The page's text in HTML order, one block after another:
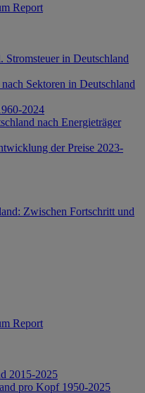
Report
Stromsteuer in Deutschland
Sektoren in Deutschland
2024
nach Energieträger
der Preise 2023-
Zwischen Fortschritt und
Report
2015-2025
pro Kopf 1950-2025